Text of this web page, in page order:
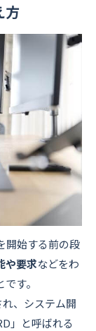
方
開始する前の段
や要求などをわ
す。
、システム開
」と呼ばれる